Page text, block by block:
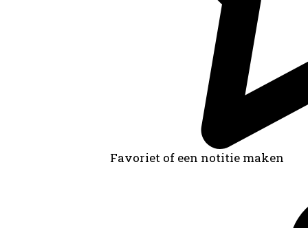
Favoriet of een notitie maken